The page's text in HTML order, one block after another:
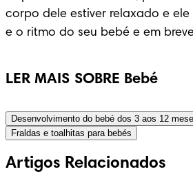
corpo dele estiver relaxado e
e o ritmo do seu bebé e em
LER MAIS SOBRE Bebé
Desenvolvimento do bebé dos 3 aos 12
Fraldas e toalhitas para bebés
Artigos Relacionados